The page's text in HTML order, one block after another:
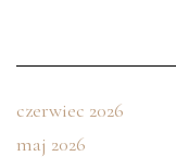
czerwiec 2026
maj 2026